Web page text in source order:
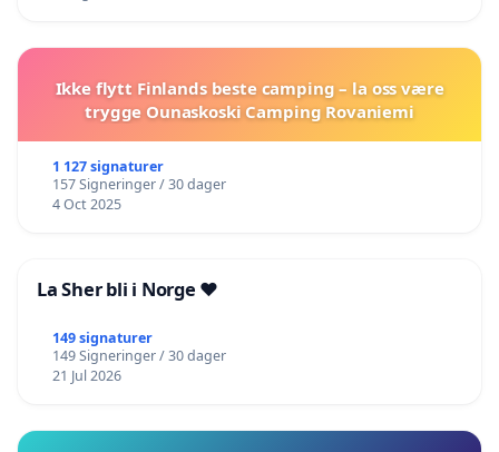
Ikke flytt Finlands beste camping – la oss være
trygge Ounaskoski Camping Rovaniemi
1 127 signaturer
157 Signeringer / 30 dager
4 Oct 2025
La Sher bli i Norge ❤️
149 signaturer
149 Signeringer / 30 dager
21 Jul 2026